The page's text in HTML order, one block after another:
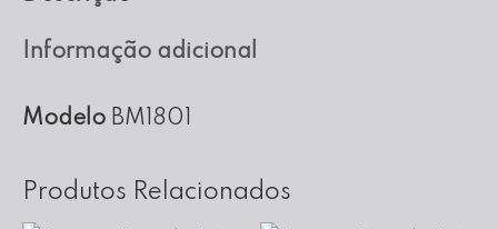
C/Tampa
nºInformação adicional
Modelo BM1801
Produtos Relacionados